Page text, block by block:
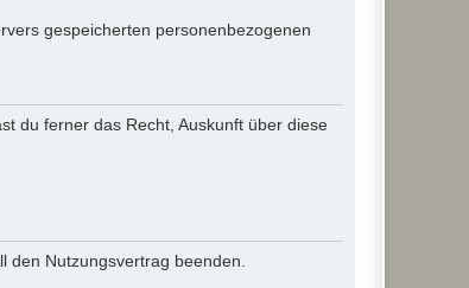
gespeicherten personenbezogenen
du ferner das Recht, Auskunft über diese
den Nutzungsvertrag beenden.